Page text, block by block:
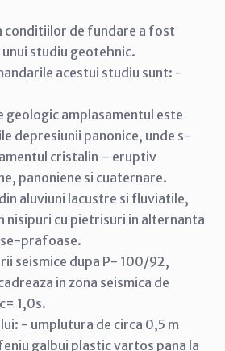
conditiilor de fundare a fost
studiu geotehnic.
acestui studiu sunt: -
geologic amplasamentul este
depresiunii panonice, unde s-
cristalin – eruptiv
panoniene si cuaternare.
aluviuni lacustre si fluviatile,
nisipuri cu pietrisuri in alternanta
prafoase.
seismice dupa P- 100/92,
in zona seismica de
1,0s.
- umplutura de circa 0,5 m
galbui plastic vartos pana la